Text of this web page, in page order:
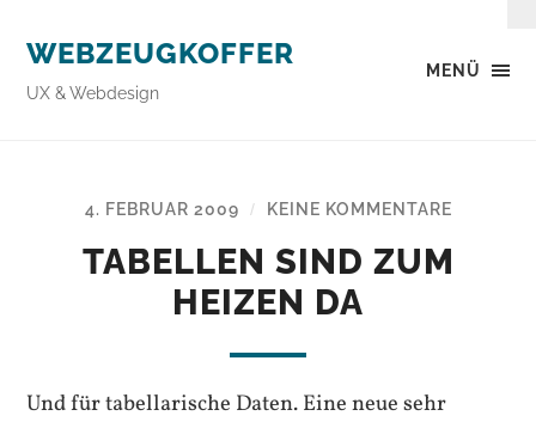
MENÜ
WEBZEUGKOFFER
UX & Webdesign
4. FEBRUAR 2009 / KEINE KOMMENTARE
TABELLEN SIND ZUM
HEIZEN DA
Und für tabellarische Daten. Eine neue sehr